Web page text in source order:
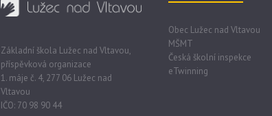
Základní škola Lužec nad Vltavou,
příspěvková organizace
1. máje č. 4, 277 06 Lužec nad
Vltavou
IČO: 70 98 90 44
Obec Lužec nad Vltavou
MŠMT
Česká školní inspekce
eTwinning